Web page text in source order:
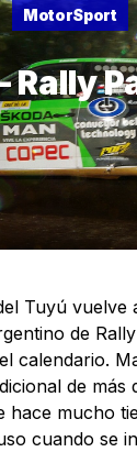
MotorSport
Rally
Tuyú
de
calendario.
de más
hace mucho
cuando se